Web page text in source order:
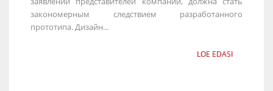
закономерным следствием разработанного
прототипа. Дизайн...
LOE EDASI